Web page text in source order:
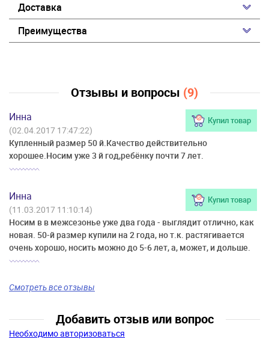
Доставка
Преимущества
Отзывы и вопросы (9)
Инна Купил товар
(02.04.2017 17:47:22)
Купленный размер 50 й.Качество действительно
хорошее.Носим уже 3 й год,ребёнку почти 7 лет.
Инна Купил товар
(11.03.2017 11:10:14)
Носим в в межсезонье уже два года - выглядит отлично, как
новая. 50-й размер купили на 2 года, но т.к. растягивается
очень хорошо, носить можно до 5-6 лет, а, может, и дольше.
Смотреть все отзывы
Добавить отзыв или вопрос
Необходимо авторизоваться